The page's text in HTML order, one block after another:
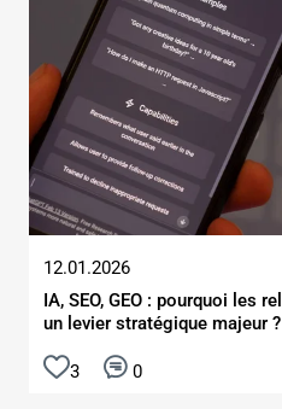
12.01.2026
IA, SEO, GEO : pourquoi les
un levier stratégique majeur ?
3 0